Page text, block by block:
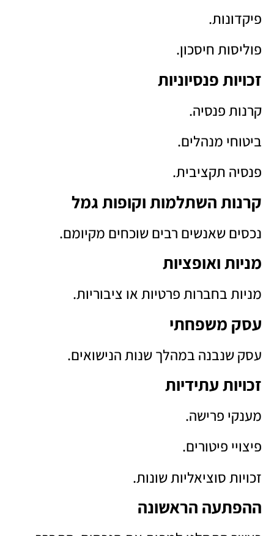
פיקדונות.
פוליסות חיסכון.
זכויות פנסיוניות
קרנות פנסיה.
ביטוחי מנהלים.
פנסיה תקציבית.
קרנות השתלמות וקופות גמל
נכסים שאנשים רבים שוכחים מקיומם.
מניות ואופציות
מניות בחברות פרטיות או ציבוריות.
עסק משפחתי
עסק שנבנה במהלך שנות הנישואים.
זכויות עתידיות
מענקי פרישה.
פיצויי פיטורים.
זכויות סוציאליות שונות.
ההפתעה הראשונה